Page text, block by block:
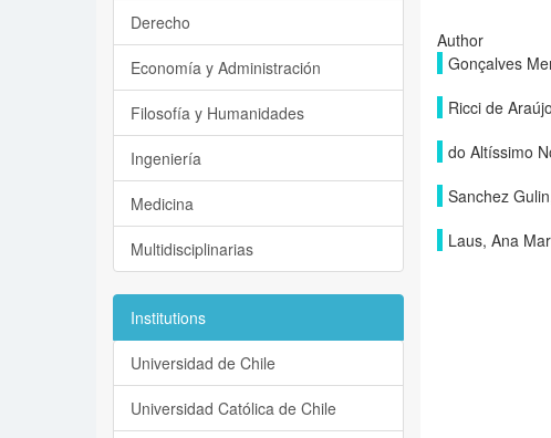
Author
Gonçalves
Ricci de
do Altíssimo
Sanchez
Laus, Ana
Derecho
Economía y Administración
Filosofía y Humanidades
Ingeniería
Medicina
Multidisciplinarias
Institutions
Universidad de Chile
Universidad Católica de Chile